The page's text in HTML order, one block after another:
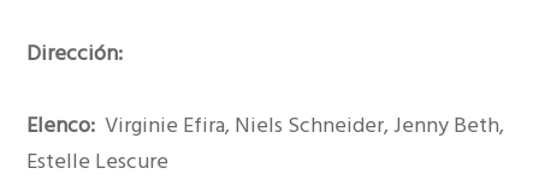
Dirección:
Elenco:Virginie Efira, Niels Schneider, Jenny Beth,
Estelle Lescure